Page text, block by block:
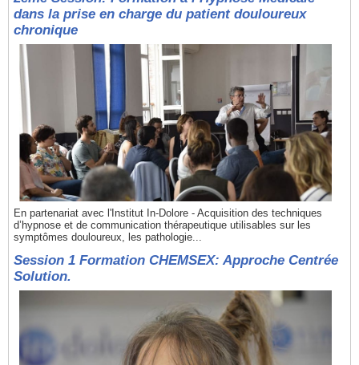
dans la prise en charge du patient douloureux
chronique
En partenariat avec l'Institut In-Dolore - Acquisition des techniques
d’hypnose et de communication thérapeutique utilisables sur les
symptômes douloureux, les pathologie...
Session 1 Formation CHEMSEX: Approche Centrée
Solution.